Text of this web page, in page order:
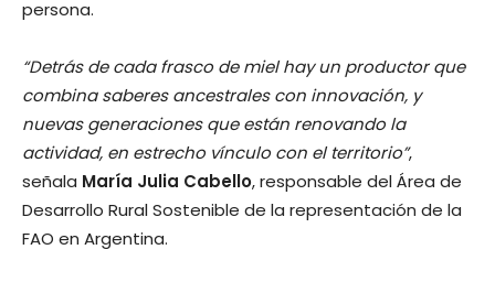
persona.
“Detrás de cada frasco de miel hay un productor que
combina saberes ancestrales con innovación, y
nuevas generaciones que están renovando la
actividad, en estrecho vínculo con el territorio”,
señala María Julia Cabello, responsable del Área de
Desarrollo Rural Sostenible de la representación de la
FAO en Argentina.